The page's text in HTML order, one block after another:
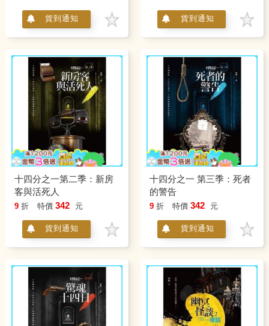
貨到通知 貨到通知
十四分之一第二季：新房
客與活死人
9 折 特價 342 元
貨到通知
十四分之一 第三季：死者
的警告
9 折 特價 342 元
貨到通知